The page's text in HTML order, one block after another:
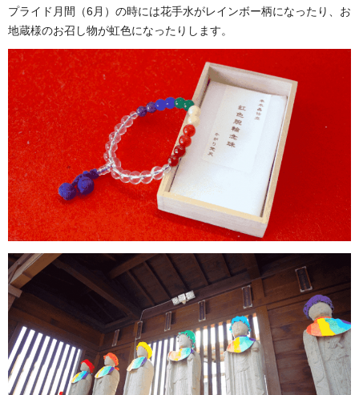
プライド月間（6月）の時には花手水がレインボー柄になったり、お
地蔵様のお召し物が虹色になったりします。